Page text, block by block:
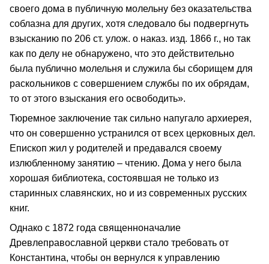
своего дома в публичную молельну без оказательства
соблазна для других, хотя следовало бы подвергнуть
взысканию по 206 ст. улож. о наказ. изд. 1866 г., но так
как по делу не обнаружено, что это действительно
была публично молельня и служила бы сборищем для
раскольников с совершением службы по их обрядам,
то от этого взыскания его освободить».
Тюремное заключение так сильно напугало архиерея,
что он совершенно устранился от всех церковных дел.
Епископ жил у родителей и предавался своему
излюбленному занятию – чтению. Дома у него была
хорошая библиотека, состоявшая не только из
старинных славянских, но и из современных русских
книг.
Однако с 1872 года священноначалие
Древлеправославной церкви стало требовать от
Константина, чтобы он вернулся к управлению